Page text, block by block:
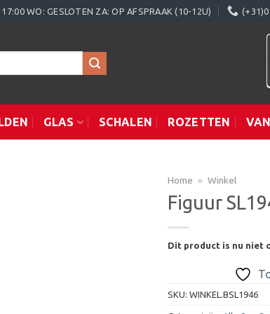
WO: GESLOTEN ZA: OP AFSPRAAK (10-12U)
GLAS SCHALEN ROZETTEN
Home » Winkel
Figuur
Dit product is nu niet
SKU: WINKEL.BSL1946